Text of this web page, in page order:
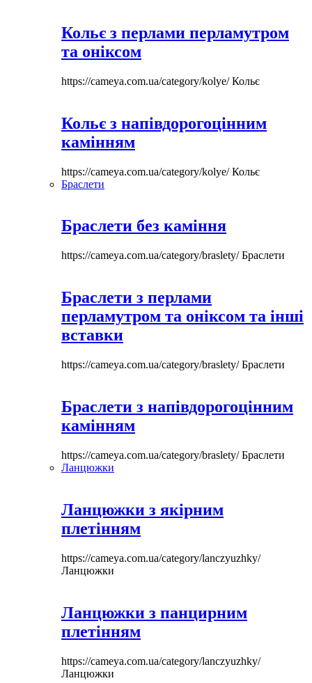
Кольє з перлами перламутром
та оніксом
https://cameya.com.ua/category/kolye/Кольє
Кольє з напівдорогоцінним
камінням
https://cameya.com.ua/category/kolye/Кольє
Браслети
Браслети без каміння
https://cameya.com.ua/category/braslety/Браслети
Браслети з перлами
перламутром та оніксом та інші
вставки
https://cameya.com.ua/category/braslety/Браслети
Браслети з напівдорогоцінним
камінням
https://cameya.com.ua/category/braslety/Браслети
Ланцюжки
Ланцюжки з якірним
плетінням
https://cameya.com.ua/category/lanczyuzhky/
Ланцюжки
Ланцюжки з панцирним
плетінням
https://cameya.com.ua/category/lanczyuzhky/
Ланцюжки